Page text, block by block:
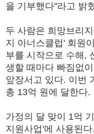
을 기부했다"라고 밝
두 사람은 희망브리
지 아너스클럽' 회원
부를 시작으로 수해,
생할 때마다 빠짐없
앞장서고 있다. 이번
총 13억 원에 달한다.
가정의 달 맞이 1억
지원사업'에 사용된